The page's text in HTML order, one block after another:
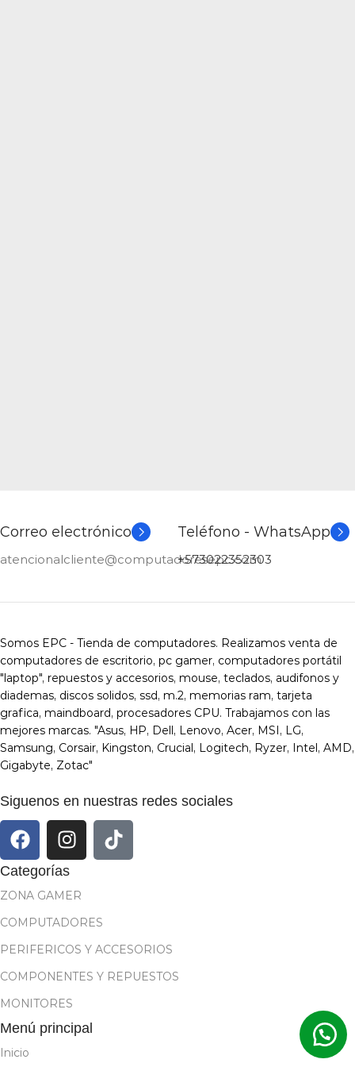
Correo electrónico
atencionalcliente@computadoresepc.com
Teléfono - WhatsApp
+573022352303
Somos EPC - Tienda de computadores. Realizamos venta de
computadores de escritorio, pc gamer, computadores portátil
"laptop", repuestos y accesorios, mouse, teclados, audifonos y
diademas, discos solidos, ssd, m.2, memorias ram, tarjeta
grafica, maindboard, procesadores CPU. Trabajamos con las
mejores marcas. "Asus, HP, Dell, Lenovo, Acer, MSI, LG,
Samsung, Corsair, Kingston, Crucial, Logitech, Ryzer, Intel, AMD,
Gigabyte, Zotac"
Siguenos en nuestras redes sociales
Categorías
ZONA GAMER
COMPUTADORES
PERIFERICOS Y ACCESORIOS
COMPONENTES Y REPUESTOS
MONITORES
Menú principal
Inicio